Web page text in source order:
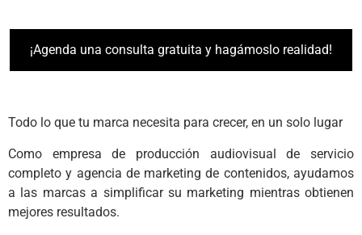
¡Agenda una consulta gratuita y hagámoslo realidad!
Todo lo que tu marca necesita para crecer, en un solo lugar
Como empresa de producción audiovisual de servicio
completo y agencia de marketing de contenidos, ayudamos
a las marcas a simplificar su marketing mientras obtienen
mejores resultados.